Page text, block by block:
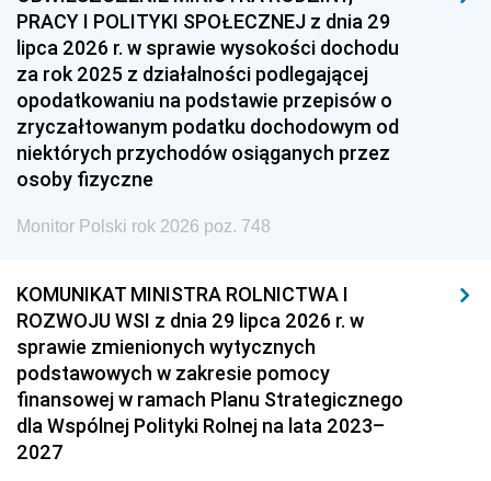
PRACY I POLITYKI SPOŁECZNEJ z dnia 29
lipca 2026 r. w sprawie wysokości dochodu
za rok 2025 z działalności podlegającej
opodatkowaniu na podstawie przepisów o
zryczałtowanym podatku dochodowym od
niektórych przychodów osiąganych przez
osoby fizyczne
Monitor Polski rok 2026 poz. 748
KOMUNIKAT MINISTRA ROLNICTWA I
ROZWOJU WSI z dnia 29 lipca 2026 r. w
sprawie zmienionych wytycznych
podstawowych w zakresie pomocy
finansowej w ramach Planu Strategicznego
dla Wspólnej Polityki Rolnej na lata 2023–
2027